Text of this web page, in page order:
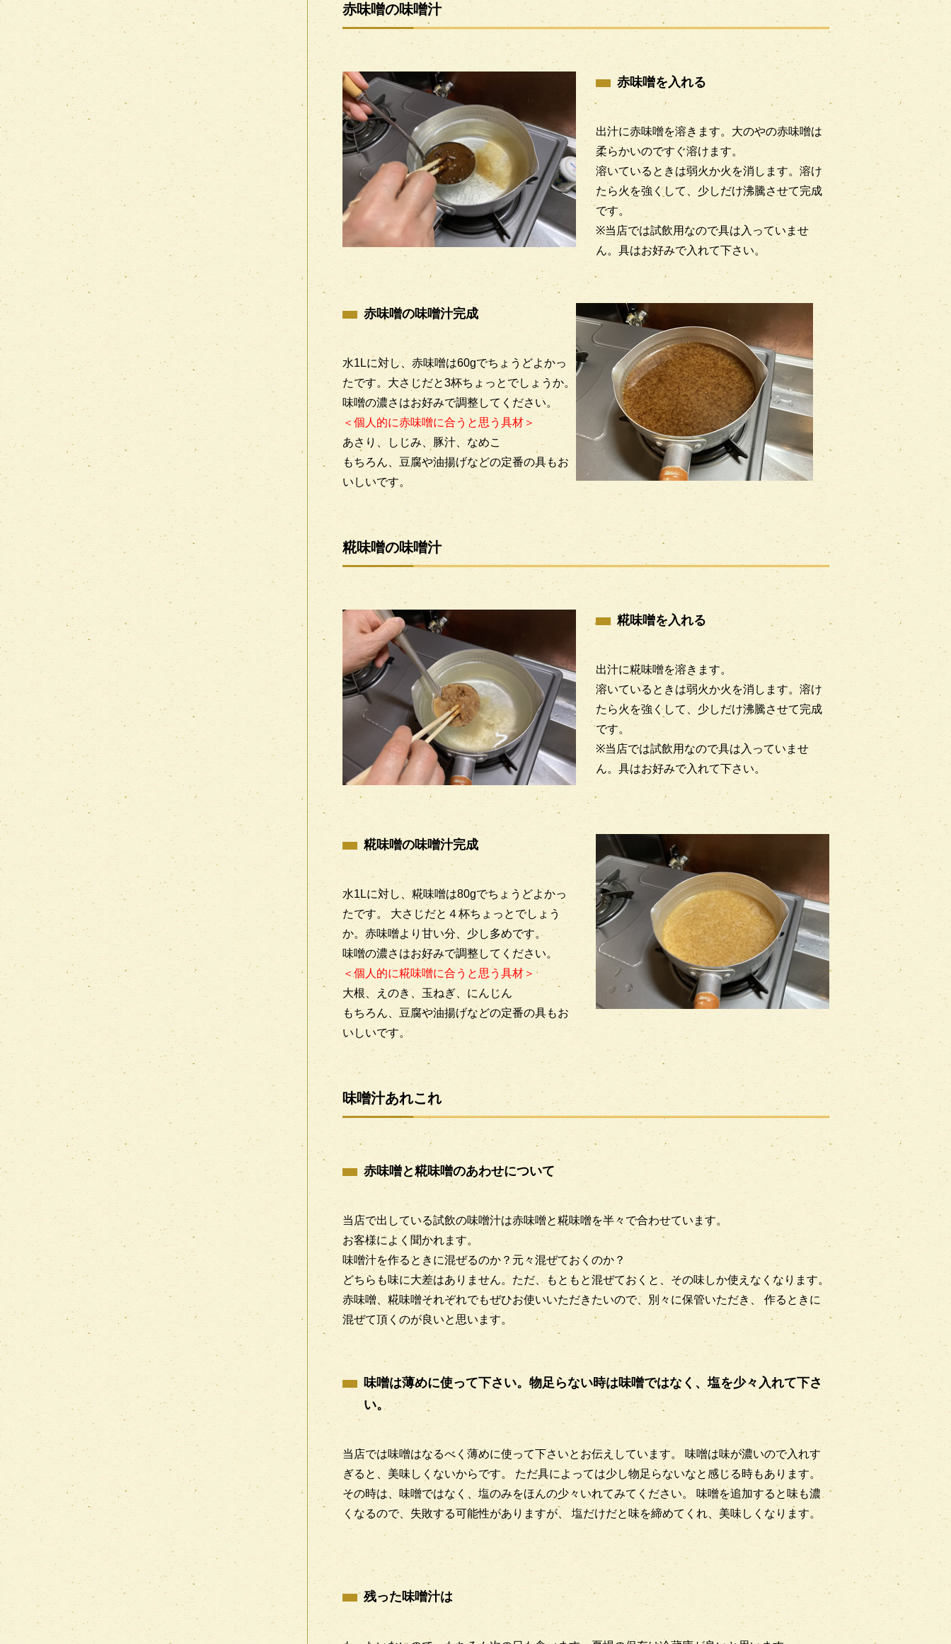
赤味噌の味噌汁
赤味噌を入れる
出汁に赤味噌を溶きます。大のやの赤味噌は
柔らかいのですぐ溶けます。
溶いているときは弱火か火を消します。溶け
たら火を強くして、少しだけ沸騰させて完成
です。
※当店では試飲用なので具は入っていませ
ん。具はお好みで入れて下さい。
赤味噌の味噌汁完成
水1Lに対し、赤味噌は60gでちょうどよかっ
たです。大さじだと3杯ちょっとでしょうか。
味噌の濃さはお好みで調整してください。
＜個人的に赤味噌に合うと思う具材＞
あさり、しじみ、豚汁、なめこ
もちろん、豆腐や油揚げなどの定番の具もお
いしいです。
糀味噌の味噌汁
糀味噌を入れる
出汁に糀味噌を溶きます。
溶いているときは弱火か火を消します。溶け
たら火を強くして、少しだけ沸騰させて完成
です。
※当店では試飲用なので具は入っていませ
ん。具はお好みで入れて下さい。
糀味噌の味噌汁完成
水1Lに対し、糀味噌は80gでちょうどよかっ
たです。 大さじだと４杯ちょっとでしょう
か。赤味噌より甘い分、少し多めです。
味噌の濃さはお好みで調整してください。
＜個人的に糀味噌に合うと思う具材＞
大根、えのき、玉ねぎ、にんじん
もちろん、豆腐や油揚げなどの定番の具もお
いしいです。
味噌汁あれこれ
赤味噌と糀味噌のあわせについて
当店で出している試飲の味噌汁は赤味噌と糀味噌を半々で合わせています。
お客様によく聞かれます。
味噌汁を作るときに混ぜるのか？元々混ぜておくのか？
どちらも味に大差はありません。ただ、もともと混ぜておくと、その味しか使えなくなります。
赤味噌、糀味噌それぞれでもぜひお使いいただきたいので、別々に保管いただき、 作るときに
混ぜて頂くのが良いと思います。
味噌は薄めに使って下さい。物足らない時は味噌ではなく、塩を少々入れて下さ
い。
当店では味噌はなるべく薄めに使って下さいとお伝えしています。 味噌は味が濃いので入れす
ぎると、美味しくないからです。 ただ具によっては少し物足らないなと感じる時もあります。
その時は、味噌ではなく、塩のみをほんの少々いれてみてください。 味噌を追加すると味も濃
くなるので、失敗する可能性がありますが、 塩だけだと味を締めてくれ、美味しくなります。
残った味噌汁は